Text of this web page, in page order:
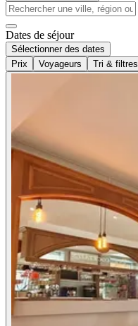
Dates de séjour
Sélectionner des dates
Prix
Voyageurs Tri & filtres